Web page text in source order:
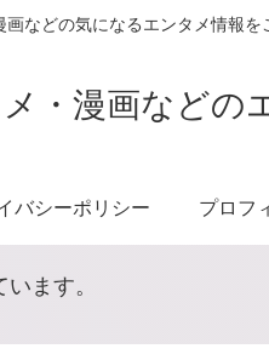
画などの気になるエンタメ情報を
・漫画などの
バシーポリシー プロフ
ます。